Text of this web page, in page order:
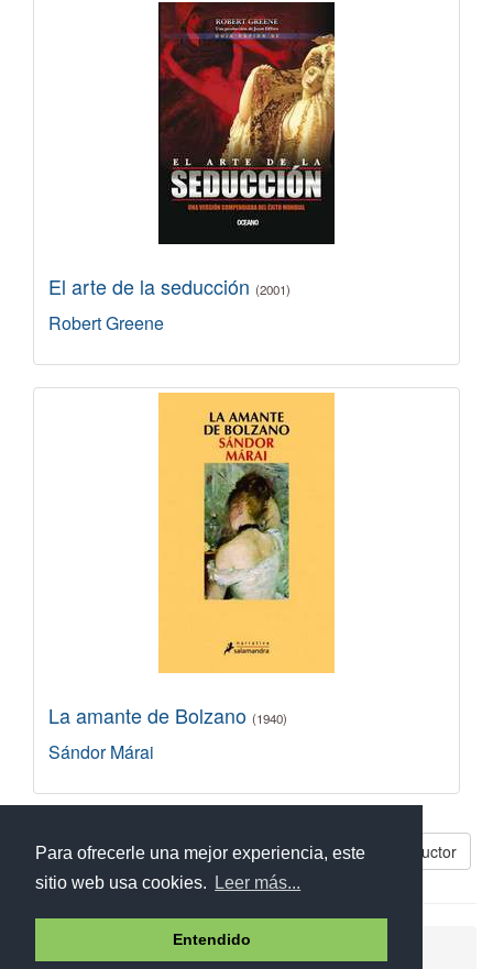
Para ofrecerle una mejor experiencia, este
sitio web usa cookies.
Leer más...
Entendido
El arte de la seducción (2001)
Robert Greene
La amante de Bolzano (1940)
Sándor Márai
Libros parecidos a Diario de un seductor
Aviso legal